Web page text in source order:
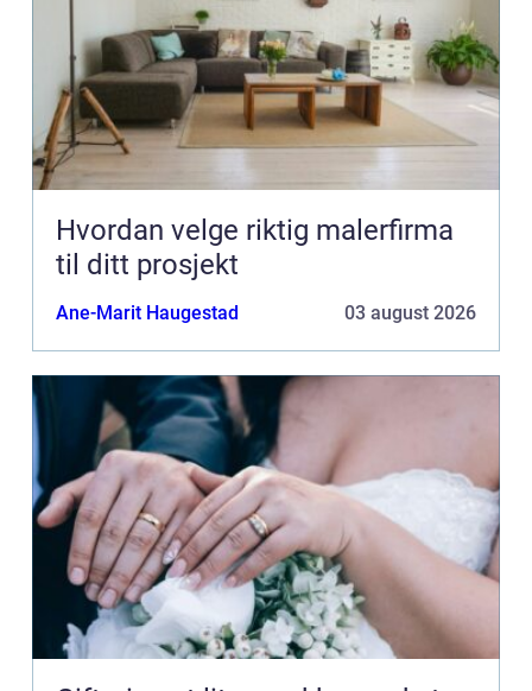
Hvordan velge riktig malerfirma
til ditt prosjekt
Ane-Marit Haugestad 03 august 2026